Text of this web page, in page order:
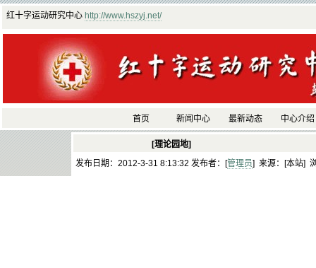
红十字运动研究中心 http://www.hszyj.net/
首页 新闻中心 最新动态 中心介绍
[理论园地]
发布日期：2012-3-31 8:13:32 发布者：[管理员] 来源：[本站]